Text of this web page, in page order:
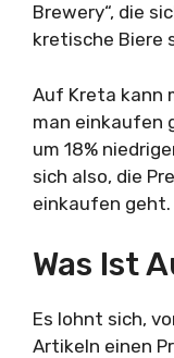
Brewery“, die
kretische Biere
Auf Kreta kann
man einkaufen
um 18%
sich also, die
einkaufen geht.
Was Ist
Es lohnt sich,
Artikeln einen